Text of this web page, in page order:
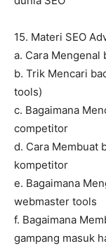
15. Materi SEO
a. Cara Mengenal
b. Trik Mencari
tools)
c. Bagaimana
competitor
d. Cara Membuat
kompetitor
e. Bagaimana
webmaster tools
f. Bagaimana
gampang masuk